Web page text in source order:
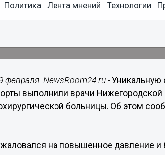
Политика Лента мнений Технологии
февраля. NewsRoom24.ru -Уникальную
выполнили врачи
больницы. Об этом
на повышенное давление и